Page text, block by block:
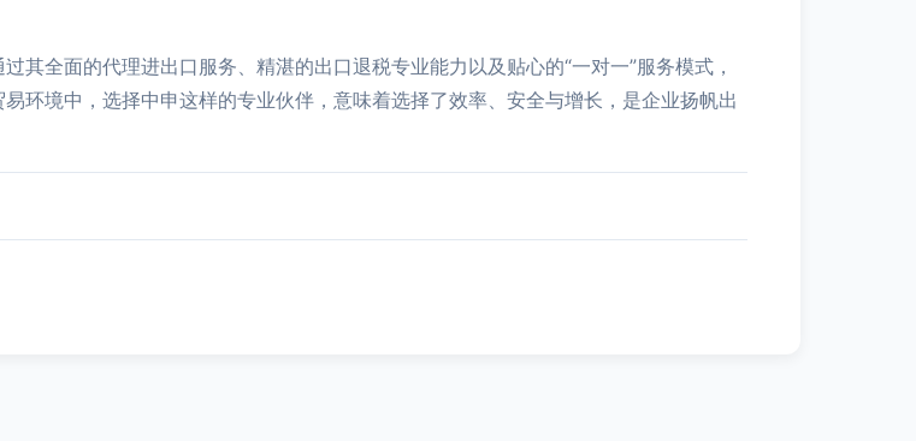
其全面的代理进出口服务、精湛的出口退税专业能力以及贴心的“一对一”服务模式，
环境中，选择中申这样的专业伙伴，意味着选择了效率、安全与增长，是企业扬帆出